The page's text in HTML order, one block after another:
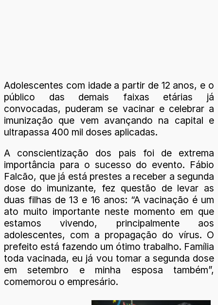
Adolescentes com idade a partir de 12 anos, e o
público das demais faixas etárias já
convocadas, puderam se vacinar e celebrar a
imunização que vem avançando na capital e
ultrapassa 400 mil doses aplicadas.
A conscientização dos pais foi de extrema
importância para o sucesso do evento. Fábio
Falcão, que já está prestes a receber a segunda
dose do imunizante, fez questão de levar as
duas filhas de 13 e 16 anos: “A vacinação é um
ato muito importante neste momento em que
estamos vivendo, principalmente aos
adolescentes, com a propagação do vírus. O
prefeito está fazendo um ótimo trabalho. Família
toda vacinada, eu já vou tomar a segunda dose
em setembro e minha esposa também”,
comemorou o empresário.